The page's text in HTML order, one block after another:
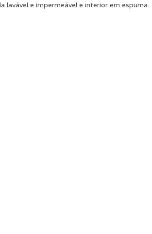
lavável e impermeável e interior em espuma.